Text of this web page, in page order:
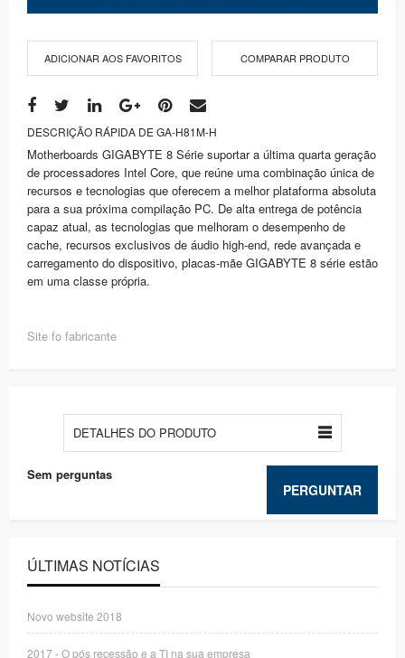
ADICIONAR AOS FAVORITOS COMPARAR PRODUTO
DESCRIÇÃO RÁPIDA DE GA-H81M-H
Motherboards GIGABYTE 8 Série suportar a última quarta geração
de processadores Intel Core, que reúne uma combinação única de
recursos e tecnologias que oferecem a melhor plataforma absoluta
para a sua próxima compilação PC. De alta entrega de potência
capaz atual, as tecnologias que melhoram o desempenho de
cache, recursos exclusivos de áudio high-end, rede avançada e
carregamento do dispositivo, placas-mãe GIGABYTE 8 série estão
em uma classe própria.
Site fo fabricante
DETALHES DO PRODUTO
PERGUNTAR
Sem perguntas
ÚLTIMAS NOTÍCIAS
Novo website 2018
2017 - O pós recessão e a TI na sua empresa